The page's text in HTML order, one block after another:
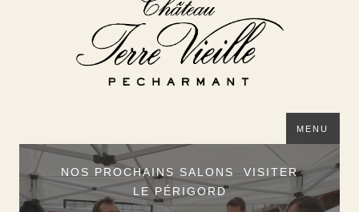
MENU
NOS PROCHAINS SALONS
VISITER
LE PÉRIGORD